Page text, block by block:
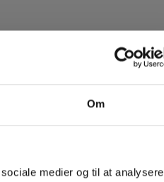
Om
medier og til at analysere